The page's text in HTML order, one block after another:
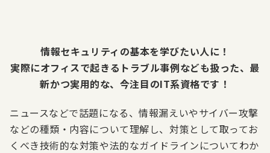
情報セキュリティの基本を学びたい人に！
実際にオフィスで起きるトラブル事例なども扱った、最
新かつ実用的な、今注目のIT系資格です！
ニュースなどで話題になる、情報漏えいやサイバー攻撃
などの種類・内容について理解し、対策として取ってお
くべき技術的な対策や法的なガイドラインについてわか